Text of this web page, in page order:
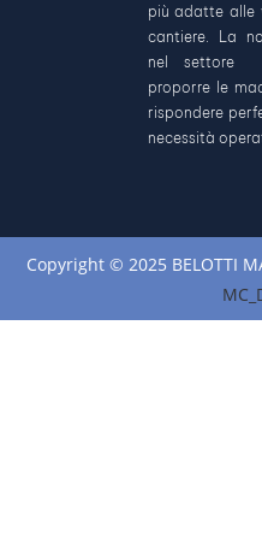
più adatte alle
cantiere. La
nel settore
proporre le
rispondere
necessità
Copyright © 2025 BELOTTI